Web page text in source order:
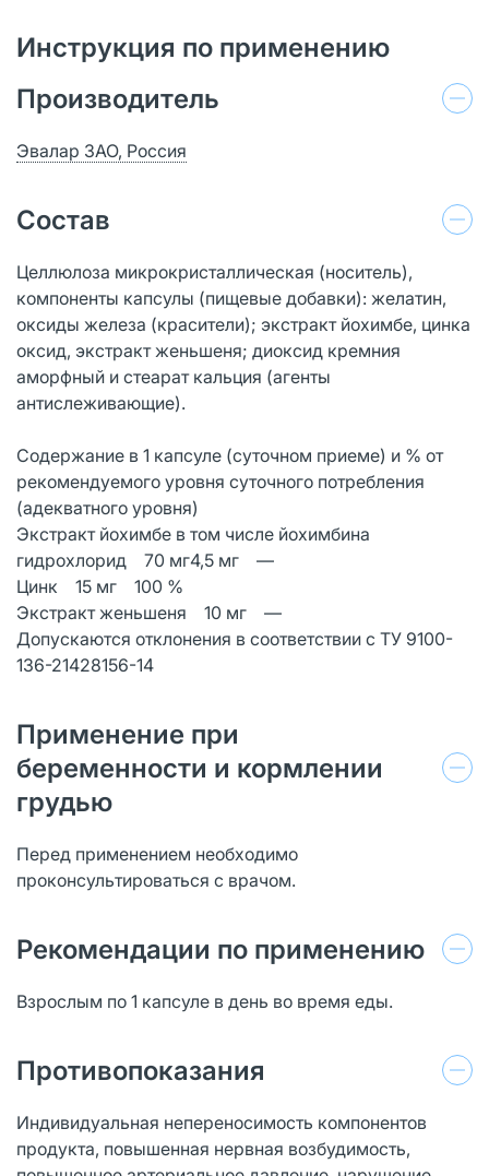
Инструкция по применению
Производитель
Эвалар ЗАО, Россия
Состав
Целлюлоза микрокристаллическая (носитель),
компоненты капсулы (пищевые добавки): желатин,
оксиды железа (красители); экстракт йохимбе, цинка
оксид, экстракт женьшеня; диоксид кремния
аморфный и стеарат кальция (агенты
антислеживающие).
Содержание в 1 капсуле (суточном приеме) и % от
рекомендуемого уровня суточного потребления
(адекватного уровня)
Экстракт йохимбе в том числе йохимбина
гидрохлорид 70 мг4,5 мг —
Цинк 15 мг 100 %
Экстракт женьшеня 10 мг —
Допускаются отклонения в соответствии с ТУ 9100-
136-21428156-14
Применение при
беременности и кормлении
грудью
Перед применением необходимо
проконсультироваться с врачом.
Рекомендации по применению
Взрослым по 1 капсуле в день во время еды.
Противопоказания
Индивидуальная непереносимость компонентов
продукта, повышенная нервная возбудимость,